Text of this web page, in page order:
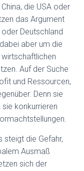
die USA oder
das Argument
Deutschland
aber um die
Auf der Suche
und Ressourcen,
Denn sie
konkurrieren
steigt die Gefahr,
Ausmaß
sich der